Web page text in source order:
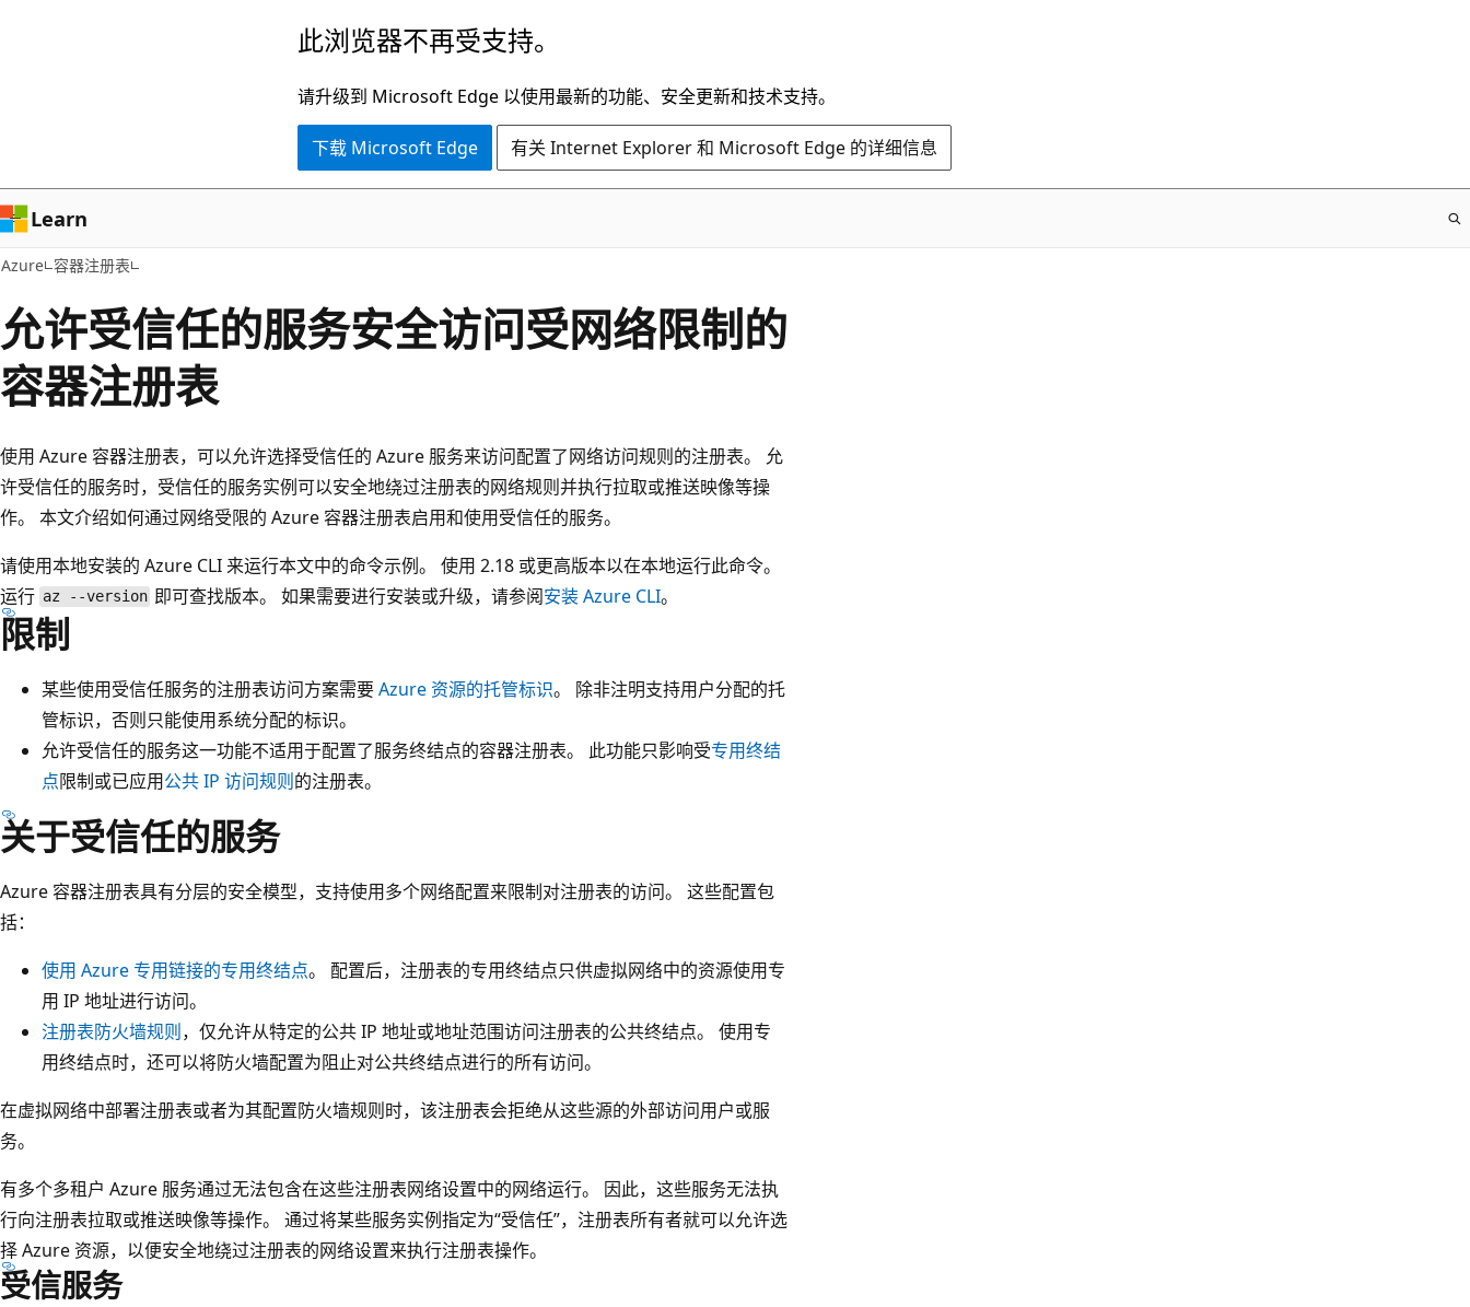
容
此浏览器不再受支持。
请升级到 Microsoft Edge 以使用最新的功能、安全更新和技术支持。
下载 Microsoft Edge 有关 Internet Explorer 和 Microsoft Edge 的详细信息
Learn
Azure 容器注册表
允许受信任的服务安全访问受网络限制的
容器注册表
使用 Azure 容器注册表，可以允许选择受信任的 Azure 服务来访问配置了网络访问规则的注册表。 允
许受信任的服务时，受信任的服务实例可以安全地绕过注册表的网络规则并执行拉取或推送映像等操
作。 本文介绍如何通过网络受限的 Azure 容器注册表启用和使用受信任的服务。
请使用本地安装的 Azure CLI 来运行本文中的命令示例。 使用 2.18 或更高版本以在本地运行此命令。
运行 az --version 即可查找版本。 如果需要进行安装或升级，请参阅安装 Azure CLI。
限制
某些使用受信任服务的注册表访问方案需要Azure 资源的托管标识。 除非注明支持用户分配的托
管标识，否则只能使用系统分配的标识。
允许受信任的服务这一功能不适用于配置了服务终结点的容器注册表。 此功能只影响受专用终结
点限制或已应用公共 IP 访问规则的注册表。
关于受信任的服务
Azure 容器注册表具有分层的安全模型，支持使用多个网络配置来限制对注册表的访问。 这些配置包
括：
使用 Azure 专用链接的专用终结点。 配置后，注册表的专用终结点只供虚拟网络中的资源使用专
用 IP 地址进行访问。
注册表防火墙规则，仅允许从特定的公共 IP 地址或地址范围访问注册表的公共终结点。 使用专
用终结点时，还可以将防火墙配置为阻止对公共终结点进行的所有访问。
在虚拟网络中部署注册表或者为其配置防火墙规则时，该注册表会拒绝从这些源的外部访问用户或服
务。
有多个多租户 Azure 服务通过无法包含在这些注册表网络设置中的网络运行。 因此，这些服务无法执
行向注册表拉取或推送映像等操作。 通过将某些服务实例指定为“受信任”，注册表所有者就可以允许选
择 Azure 资源，以便安全地绕过注册表的网络设置来执行注册表操作。
受信服务